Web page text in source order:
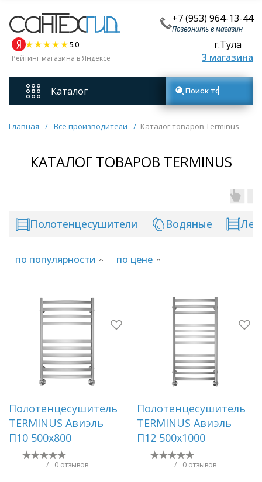
+7 (953) 964-13-44
Позвонить в магазин
5.0
Рейтинг магазина в Яндексе
г.Тула
3 магазина
Каталог
Смесители
Унитазы
Ванны
Кухонные мойки
Раковины
Душевые кабины
Полотенцесушители
Зеркала
Душевые поддоны
Поиск товаров
Главная / Все производители / Каталог товаров Terminus
КАТАЛОГ ТОВАРОВ TERMINUS
Полотенцесушители Водяные
по популярности по цене
Полотенцесушитель
TERMINUS Авиэль
П10 500х800
/ 0 отзывов
Полотенцесушитель
TERMINUS Авиэль
П12 500х1000
/ 0 отзывов